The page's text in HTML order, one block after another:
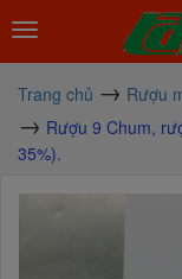
Trang chủ
Rượu
Rượu 9 Chum,
35%).